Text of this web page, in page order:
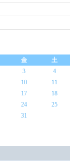
金
土
3
4
10
11
17
18
24
25
31